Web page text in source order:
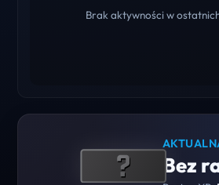
Brak aktywności w
Bez